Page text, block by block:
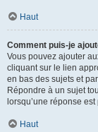
Haut
Comment puis-je
Vous pouvez ajouter
cliquant sur le lien
en bas des sujets et
Répondre à un sujet
lorsqu’une réponse
Haut